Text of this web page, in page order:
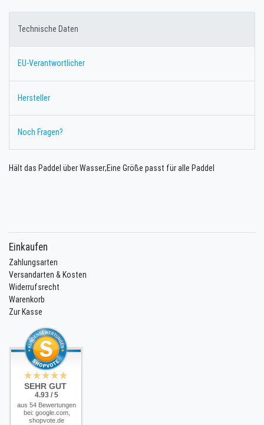
Technische Daten
EU-Verantwortlicher
Hersteller
Noch Fragen?
Hält das Paddel über Wasser;Eine Größe passt für alle Paddel
Einkaufen
Zahlungsarten
Versandarten & Kosten
Widerrufsrecht
Warenkorb
Zur Kasse
SEHR GUT
4.93 / 5
aus 54 Bewertungen
bei: google.com,
shopvote.de